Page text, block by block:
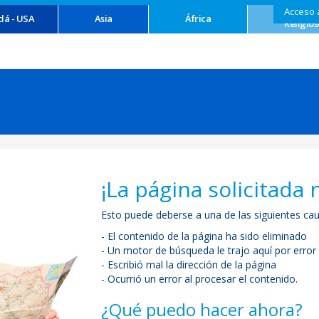
Acceso
- USA Asia África
¡La página solicitada
Esto puede deberse a una de las siguientes
- El contenido de la página ha sido eliminado
- Un motor de búsqueda le trajo aquí por error
- Escribió mal la dirección de la página
- Ocurrió un error al procesar el contenido.
¿Qué puedo hacer ahora?